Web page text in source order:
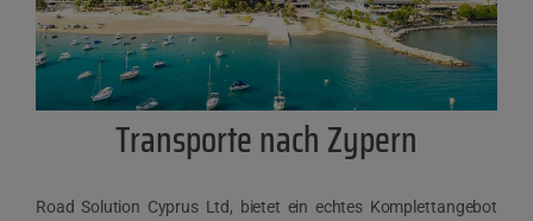
Transporte nach Zypern
Road Solution Cyprus Ltd, bietet ein echtes Komplettangebot